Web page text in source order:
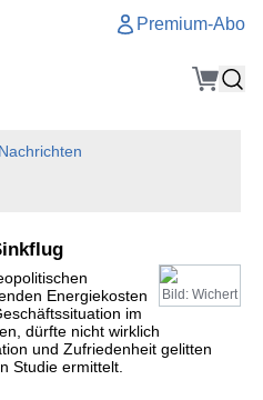
Premium-Abo
Nachrichten
Bild: Wichert
Energiekosten
im
dürfte nicht wirklich
und Zufriedenheit gelitten
Studie ermittelt.